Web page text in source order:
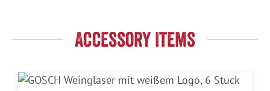
Accessory Items
Produktgalerie überspringen